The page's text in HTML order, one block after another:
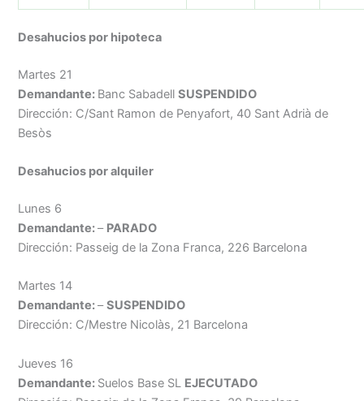
Desahucios por hipoteca
Martes 21
Demandante: Banc SabadellSUSPENDIDO
Dirección: C/Sant Ramon de Penyafort, 40 Sant Adrià de
Besòs
Desahucios poralquiler
Lunes 6
Demandante:– PARADO
Dirección: Passeig de la Zona Franca, 226 Barcelona
Martes 14
Demandante:–SUSPENDIDO
Dirección: C/Mestre Nicolàs, 21 Barcelona
Jueves 16
Demandante: Suelos Base SL EJECUTADO